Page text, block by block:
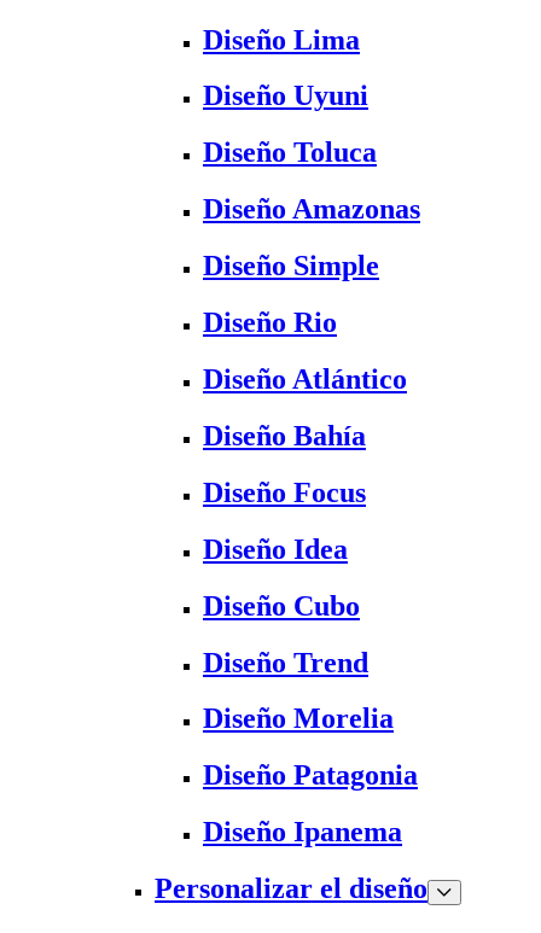
Diseño Lima
Diseño Uyuni
Diseño Toluca
Diseño Amazonas
Diseño Simple
Diseño Rio
Diseño Atlántico
Diseño Bahía
Diseño Focus
Diseño Idea
Diseño Cubo
Diseño Trend
Diseño Morelia
Diseño Patagonia
Diseño Ipanema
Personalizar el diseño